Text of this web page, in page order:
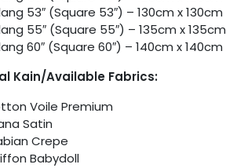
53″ (Square 53″) – 130cm x 130cm
55″ (Square 55″) – 135cm x 135cm
60″ (Square 60″) – 140cm x 140cm
Kain/Available Fabrics:
Voile Premium
Satin
Crepe
Babydoll